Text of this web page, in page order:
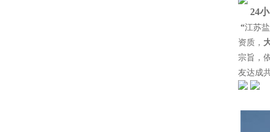
24
“江苏
资质，
宗旨，
友达成